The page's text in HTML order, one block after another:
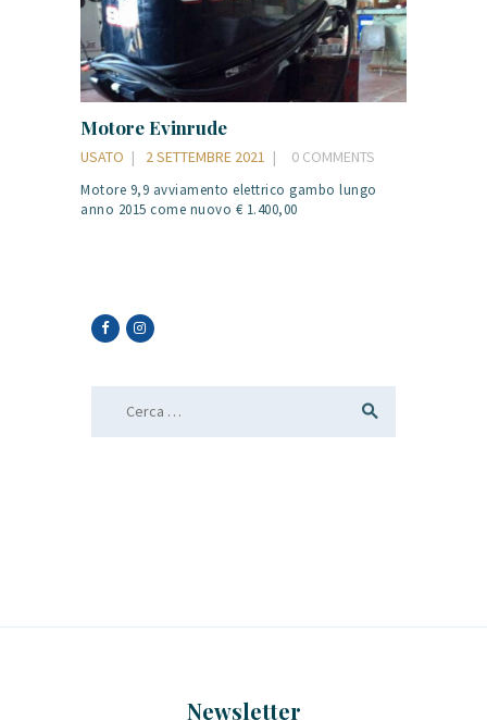
Motore Evinrude
USATO 2 SETTEMBRE 2021 0 COMMENTS
Motore 9,9 avviamento elettrico gambo lungo
anno 2015 come nuovo € 1.400,00
Newsletter